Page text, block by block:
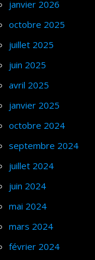
janvier 2026
octobre 2025
juillet 2025
juin 2025
avril 2025
janvier 2025
octobre 2024
septembre 2024
juillet 2024
juin 2024
mai 2024
mars 2024
février 2024